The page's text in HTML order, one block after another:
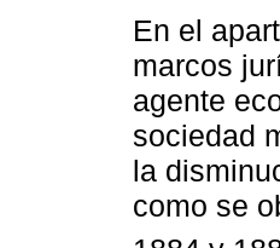
En el
marcos
agente
sociedad
la
como se